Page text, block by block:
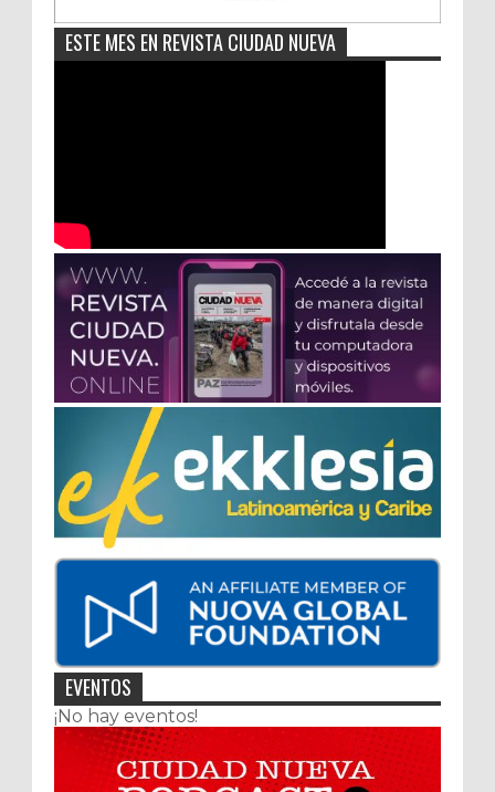
ESTE MES EN REVISTA CIUDAD NUEVA
EVENTOS
¡No hay eventos!